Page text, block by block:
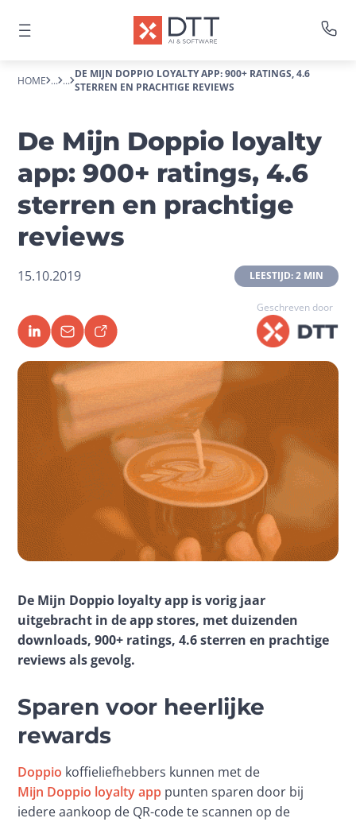
HOME ... ... DE MIJN DOPPIO LOYALTY APP: 900+ RATINGS, 4.6
STERREN EN PRACHTIGE REVIEWS
De Mijn Doppio loyalty
app: 900+ ratings, 4.6
sterren en prachtige
reviews
15.10.2019 LEESTIJD: 2 MIN
Geschreven door
De Mijn Doppio loyalty app is vorig jaar
uitgebracht in de app stores, met duizenden
downloads, 900+ ratings, 4.6 sterren en prachtige
reviews als gevolg.
Sparen voor heerlijke
rewards
Doppio koffieliefhebbers kunnen met de
Mijn Doppio loyalty app punten sparen door bij
iedere aankoop de QR-code te scannen op de